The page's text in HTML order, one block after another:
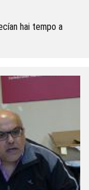
hai tempo a